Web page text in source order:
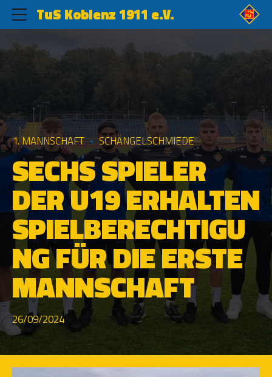
TuS Koblenz 1911 e.V.
1. MANNSCHAFT SCHÄNGELSCHMIEDE
SECHS SPIELER
DER U19 ERHALTEN
SPIELBERECHTIGU
NG FÜR DIE ERSTE
MANNSCHAFT
26/09/2024